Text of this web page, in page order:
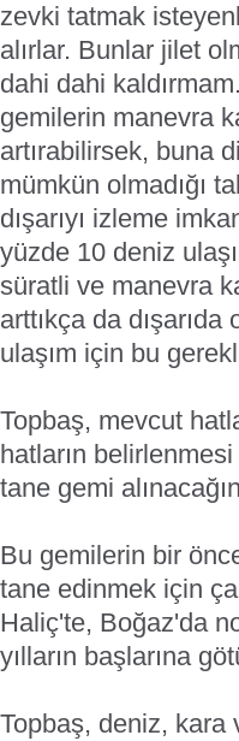
zevki tatmak
alırlar. Bunlar jilet
dahi dahi
gemilerin manevra
artırabilirsek, buna
mümkün olmadığı
dışarıyı izleme
yüzde 10 deniz
süratli ve manevra
arttıkça da
ulaşım için bu
Topbaş, mevcut
hatların
tane gemi
Bu gemilerin bir
tane edinmek için
Haliç'te, Boğaz'da
yılların başlarına
Topbaş, deniz, kara